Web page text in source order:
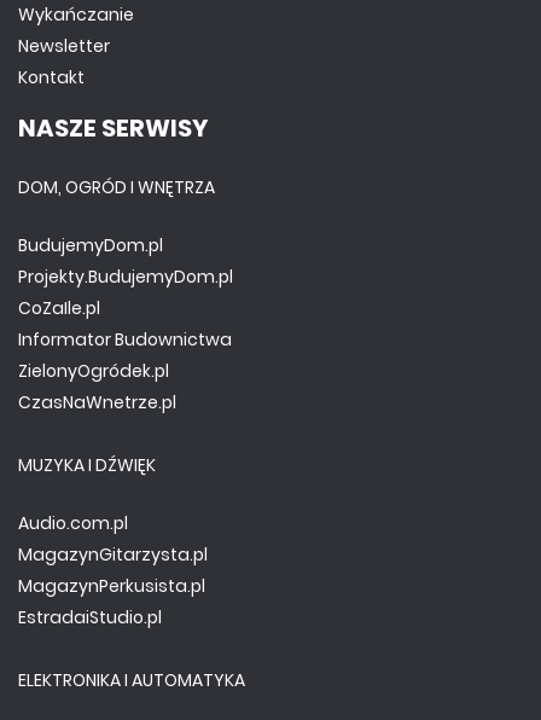
Wykańczanie
Newsletter
Kontakt
NASZE SERWISY
DOM, OGRÓD I WNĘTRZA
BudujemyDom.pl
Projekty.BudujemyDom.pl
CoZaIle.pl
Informator Budownictwa
ZielonyOgródek.pl
CzasNaWnetrze.pl
MUZYKA I DŹWIĘK
Audio.com.pl
MagazynGitarzysta.pl
MagazynPerkusista.pl
EstradaiStudio.pl
ELEKTRONIKA I AUTOMATYKA